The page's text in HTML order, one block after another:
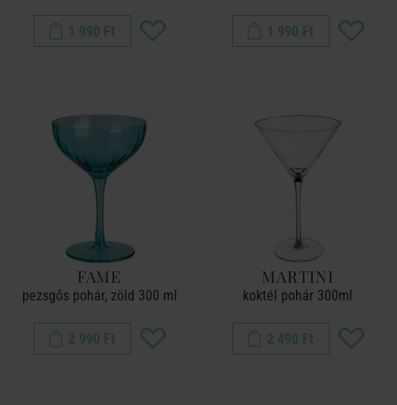
1 990 Ft 1 990 Ft
FAME
pezsgős pohár, zöld 300 ml
2 990 Ft
MARTINI
koktél pohár 300ml
2 490 Ft